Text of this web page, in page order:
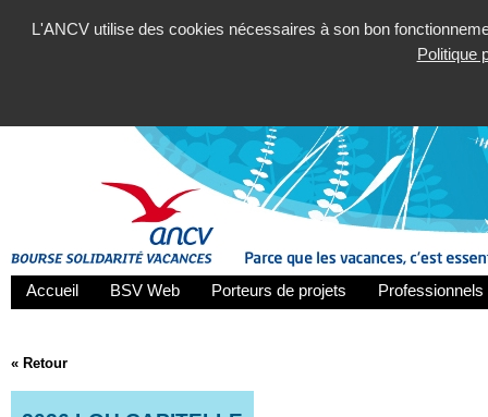
L'ANCV utilise des cookies nécessaires à son bon
Politique
Accueil BSV Web Porteurs de projets
« Retour